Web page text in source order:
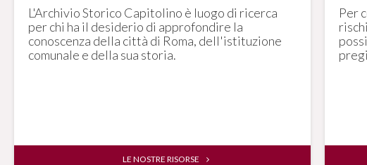
L'Archivio Storico Capitolino è luogo di ricerca
per chi ha il desiderio di approfondire la
conoscenza della città di Roma, dell'istituzione
comunale e della sua storia.
LE NOSTRE RISORSE
Per